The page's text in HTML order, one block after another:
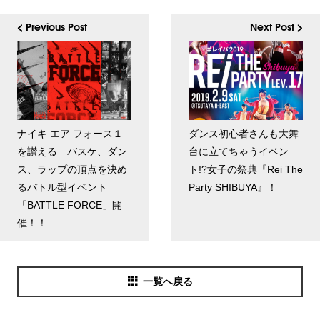
< Previous Post
ナイキ エア フォース１
を讃える バスケ、ダン
ス、ラップの頂点を決め
るバトル型イベント
「BATTLE FORCE」開
催！！
Next Post >
ダンス初心者さんも大舞
台に立てちゃうイベン
ト!?女子の祭典『Rei The
Party SHIBUYA』！
一覧へ戻る